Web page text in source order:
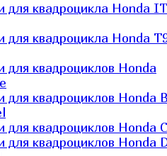
для квадроцикла Honda
для квадроцикла Honda
для квадроциклов Honda
для квадроциклов Honda
для квадроциклов Honda
для квадроциклов Honda